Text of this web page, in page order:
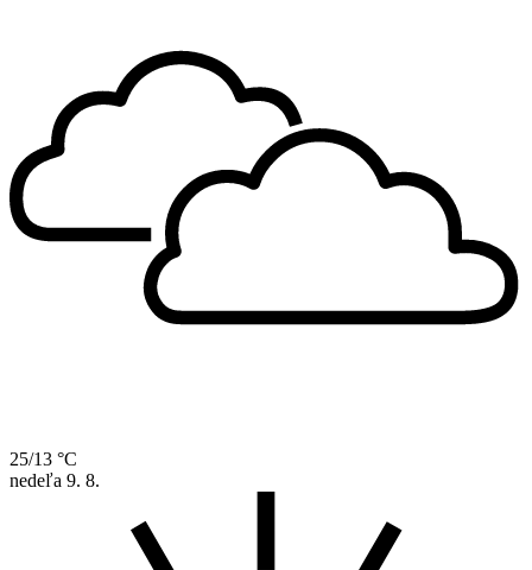
25/13 °C
nedeľa 9. 8.